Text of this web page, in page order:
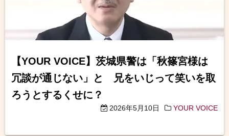
【YOUR VOICE】茨城県警は「秋篠宮様は
冗談が通じない」と 兄をいじって笑いを取
ろうとするくせに？
2026年5月10日 YOUR VOICE